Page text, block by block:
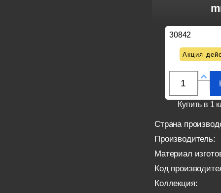
30842
Акция
Купить в 1
Страна
Производитель:
Материал
Код
Коллекция: